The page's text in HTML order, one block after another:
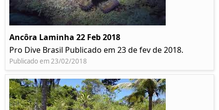
Ancôra Laminha 22 Feb 2018
Pro Dive Brasil Publicado em 23 de fev de 2018.
Publicado em 23/02/2018